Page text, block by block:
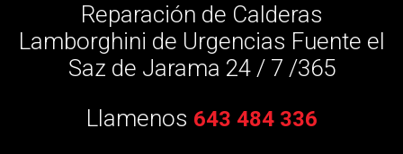
Reparación de Calderas
Lamborghini de Urgencias Fuente el
Saz de Jarama 24 / 7 /365
Llamenos 643 484 336